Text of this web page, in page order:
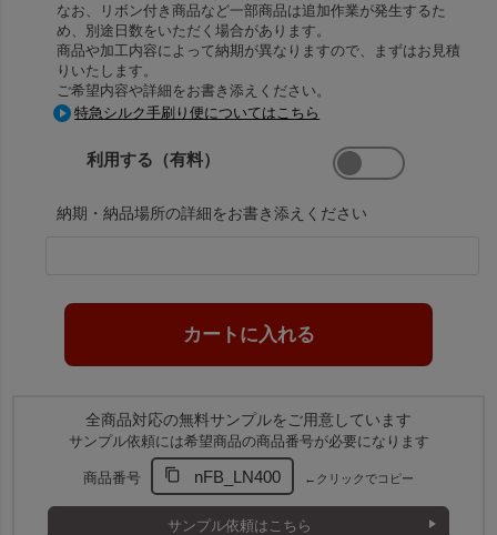
なお、リボン付き商品など一部商品は追加作業が発生するた
め、別途日数をいただく場合があります。
商品や加工内容によって納期が異なりますので、まずはお見積
りいたします。
ご希望内容や詳細をお書き添えください。
特急シルク手刷り便についてはこちら
利用する（有料）
納期・納品場所の詳細をお書き添えください
全商品対応の無料サンプルをご用意しています
サンプル依頼には希望商品の商品番号が必要になります
商品番号 nFB_LN400 ←クリックでコピー
サンプル依頼はこちら